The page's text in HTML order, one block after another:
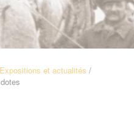
Expositions et actualités